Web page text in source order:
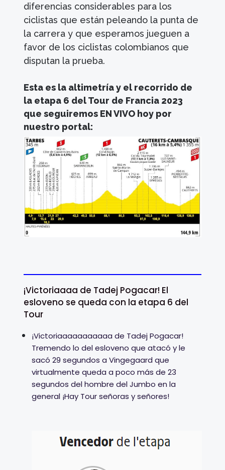
diferencias considerables para los
ciclistas que están peleando la punta de
la carrera y que esperamos jueguen a
favor de los ciclistas colombianos que
disputan la prueba.
Esta es la altimetría y el recorrido de
la etapa 6 del Tour de Francia 2023
que seguiremos EN VIVO hoy por
nuestro portal:
¡Victoriaaaa de Tadej Pogacar! El
esloveno se queda con la etapa 6 del
Tour
¡Victoriaaaaaaaaaaa de Tadej Pogacar!
Tremendo lo del esloveno que atacó y le
sacó 29 segundos a Vingegaard que
virtualmente queda a poco más de 23
segundos del hombre del Jumbo en la
general ¡Hay Tour señoras y señores!